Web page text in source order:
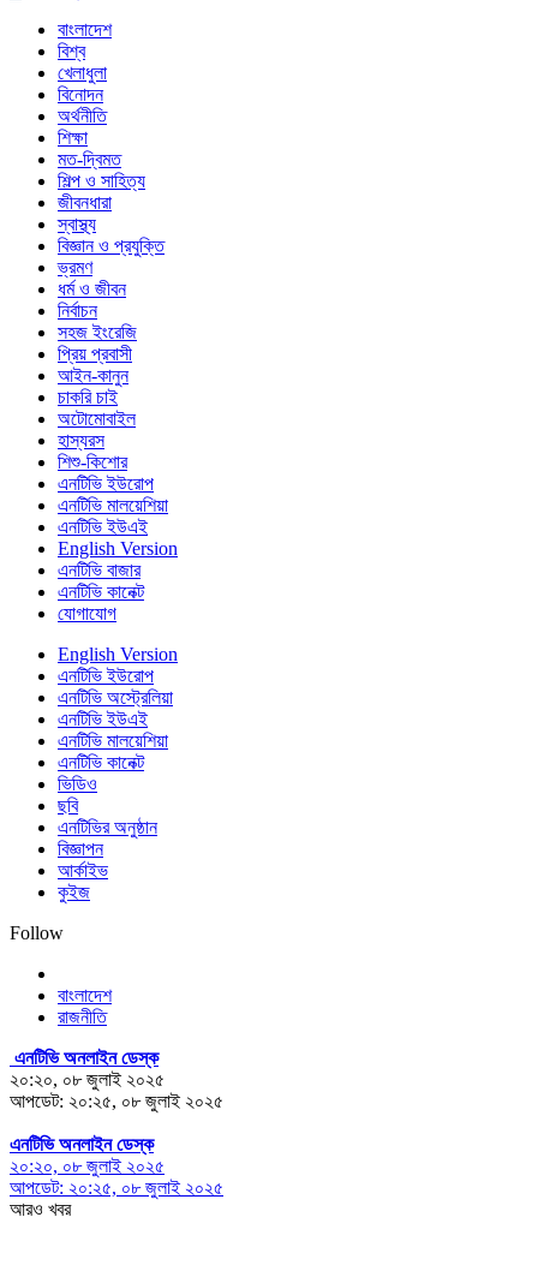
বাংলাদেশ
বিশ্ব
খেলাধুলা
বিনোদন
অর্থনীতি
শিক্ষা
মত-দ্বিমত
শিল্প ও সাহিত্য
জীবনধারা
স্বাস্থ্য
বিজ্ঞান ও প্রযুক্তি
ভ্রমণ
ধর্ম ও জীবন
নির্বাচন
সহজ ইংরেজি
প্রিয় প্রবাসী
আইন-কানুন
চাকরি চাই
অটোমোবাইল
হাস্যরস
শিশু-কিশোর
এনটিভি ইউরোপ
এনটিভি মালয়েশিয়া
এনটিভি ইউএই
English Version
এনটিভি বাজার
এনটিভি কানেক্ট
যোগাযোগ
English Version
এনটিভি ইউরোপ
এনটিভি অস্ট্রেলিয়া
এনটিভি ইউএই
এনটিভি মালয়েশিয়া
এনটিভি কানেক্ট
ভিডিও
ছবি
এনটিভির অনুষ্ঠান
বিজ্ঞাপন
আর্কাইভ
কুইজ
Follow
বাংলাদেশ
রাজনীতি
এনটিভি অনলাইন ডেস্ক
২০:২০, ০৮ জুলাই ২০২৫
আপডেট: ২০:২৫, ০৮ জুলাই ২০২৫
এনটিভি অনলাইন ডেস্ক
২০:২০, ০৮ জুলাই ২০২৫
আপডেট: ২০:২৫, ০৮ জুলাই ২০২৫
আরও খবর